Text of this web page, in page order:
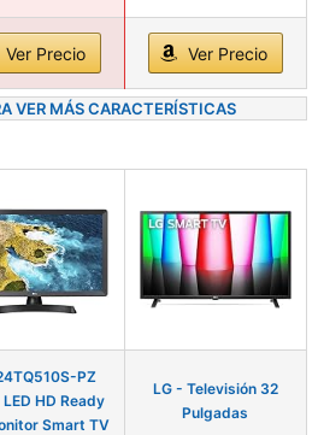
Ver Precio Ver Precio
VER MÁS CARACTERÍSTICAS
PZ
HD Ready
Smart TV
LG - Televisión 32
Pulgadas